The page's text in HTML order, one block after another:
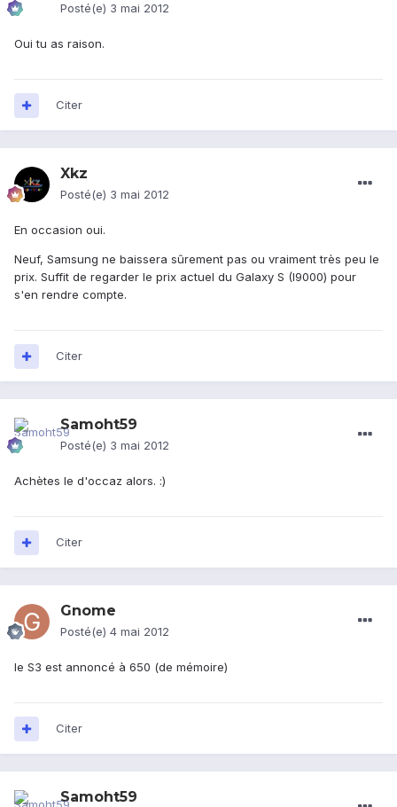
Posté(e) 3 mai 2012
Oui tu as raison.
Citer
Xkz
Posté(e) 3 mai 2012
En occasion oui.
Neuf, Samsung ne baissera sûrement pas ou vraiment très peu le
prix. Suffit de regarder le prix actuel du Galaxy S (I9000) pour
s'en rendre compte.
Citer
Samoht59
Posté(e) 3 mai 2012
Achètes le d'occaz alors. :)
Citer
Gnome
Posté(e) 4 mai 2012
le S3 est annoncé à 650 (de mémoire)
Citer
Samoht59